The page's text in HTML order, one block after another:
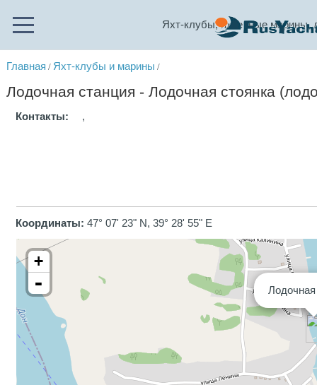
Яхт-клубы, яхтенные марины,
Главная / Яхт-клубы и марины /
Лодочная станция - Лодочная стоянка
Контакты: ,
Координаты: 47° 07' 23" N, 39° 28' 55" E
+
-